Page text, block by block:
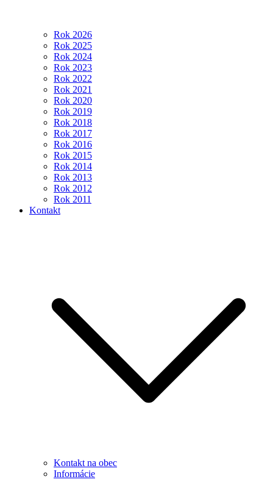
Rok 2026
Rok 2025
Rok 2024
Rok 2023
Rok 2022
Rok 2021
Rok 2020
Rok 2019
Rok 2018
Rok 2017
Rok 2016
Rok 2015
Rok 2014
Rok 2013
Rok 2012
Rok 2011
Kontakt
Kontakt na obec
Informácie